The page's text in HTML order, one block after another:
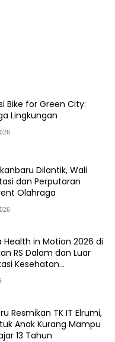
Bike for Green City:
Lingkungan
Dilantik, Wali
dan Perputaran
Olahraga
Health in Motion 2026 di
RS Dalam dan Luar
Kesehatan
Resmikan TK IT Elrumi,
Anak Kurang Mampu
13 Tahun